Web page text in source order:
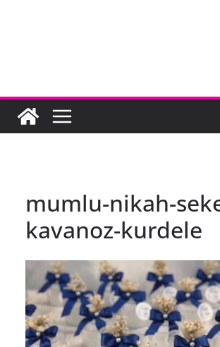
mumlu-nikah-
kavanoz-kurdele